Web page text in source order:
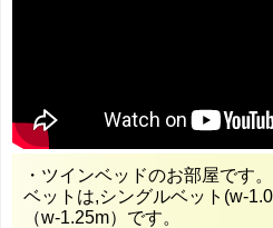
・ツインベッドのお部屋です。
ベットは,シングルベット(w-
（w-1.25m）です。